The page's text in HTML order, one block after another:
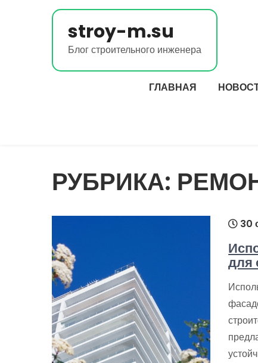
stroy-m.su
Блог строительного инженера
ГЛАВНАЯ
РУБРИКА:
30
для